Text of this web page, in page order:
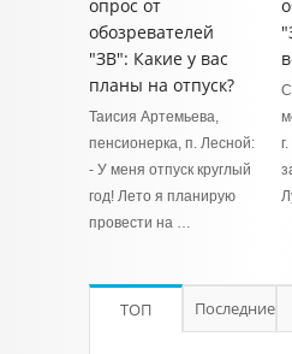
опрос от
обозревателей
"ЗВ": Какие у вас
планы на отпуск?
Таисия Артемьева,
пенсионерка, п. Лесной:
- У меня отпуск круглый
год! Лето я планирую
провести на …
ТОП Последние